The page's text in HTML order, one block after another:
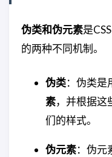
伪类和伪元素是
的两种不同机制。
伪类：伪类是
素，并根据这
们的样式。
伪元素：伪元